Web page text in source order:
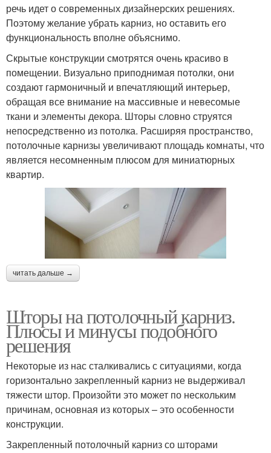
речь идет о современных дизайнерских решениях.
Поэтому желание убрать карниз, но оставить его
функциональность вполне объяснимо.
Скрытые конструкции смотрятся очень красиво в
помещении. Визуально приподнимая потолки, они
создают гармоничный и впечатляющий интерьер,
обращая все внимание на массивные и невесомые
ткани и элементы декора. Шторы словно струятся
непосредственно из потолка. Расширяя пространство,
потолочные карнизы увеличивают площадь комнаты, что
является несомненным плюсом для миниатюрных
квартир.
читать дальше →
Шторы на потолочный карниз.
Плюсы и минусы подобного
решения
Некоторые из нас сталкивались с ситуациями, когда
горизонтально закрепленный карниз не выдерживал
тяжести штор. Произойти это может по нескольким
причинам, основная из которых – это особенности
конструкции.
Закрепленный потолочный карниз со шторами